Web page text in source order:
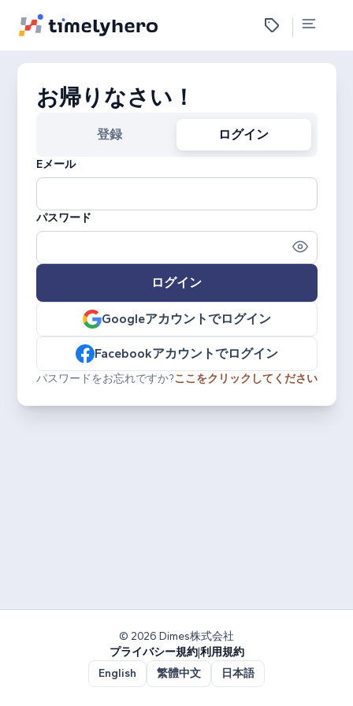
お帰りなさい！
登録 ログイン
Eメール
パスワード
ログイン
Googleアカウントでログイン
Facebookアカウントでログイン
パスワードをお忘れですか?ここをクリックしてください
© 2026 Dimes株式会社
プライバシー規約|利用規約
English
繁體中文 日本語